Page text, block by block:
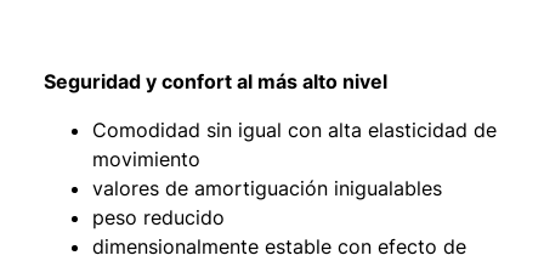
Seguridad y confort al más alto nivel
Comodidad sin igual con alta elasticidad de
movimiento
valores de amortiguación inigualables
peso reducido
dimensionalmente estable con efecto de